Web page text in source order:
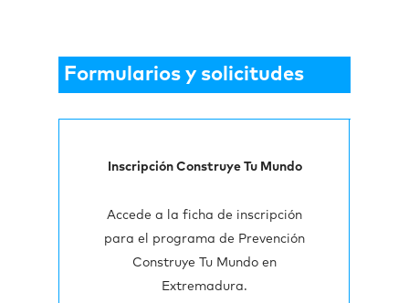
Formularios y solicitudes
Inscripción Construye Tu Mundo
Accede a la ficha de inscripción
para el programa de Prevención
Construye Tu Mundo en
Extremadura.